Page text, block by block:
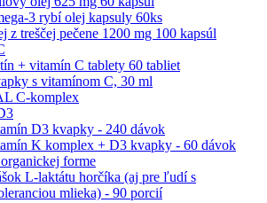
3 rybí olej kapsuly 60ks
z treščej pečene 1200 mg 100 kapsúl
+ vitamín C tablety 60 tabliet
s vitamínom C, 30 ml
C-komplex
D3 kvapky - 240 dávok
K komplex + D3 kvapky - 60 dávok
forme
L-laktátu horčíka (aj pre ľudí s
mlieka) - 90 porcií